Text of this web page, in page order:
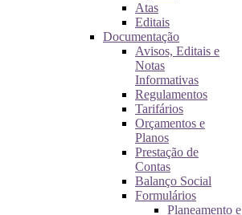
Atas
Editais
Documentação
Avisos, Editais e
Notas
Informativas
Regulamentos
Tarifários
Orçamentos e
Planos
Prestação de
Contas
Balanço Social
Formulários
Planeamento e